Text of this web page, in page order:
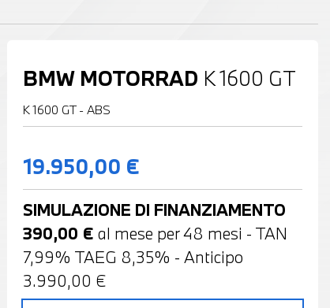
BMW MOTORRAD K 1600 GT
K 1600 GT - ABS
19.950,00 €
SIMULAZIONE DI FINANZIAMENTO
390,00 € al mese per48 mesi - TAN
7,99% TAEG 8,35% - Anticipo
3.990,00 €